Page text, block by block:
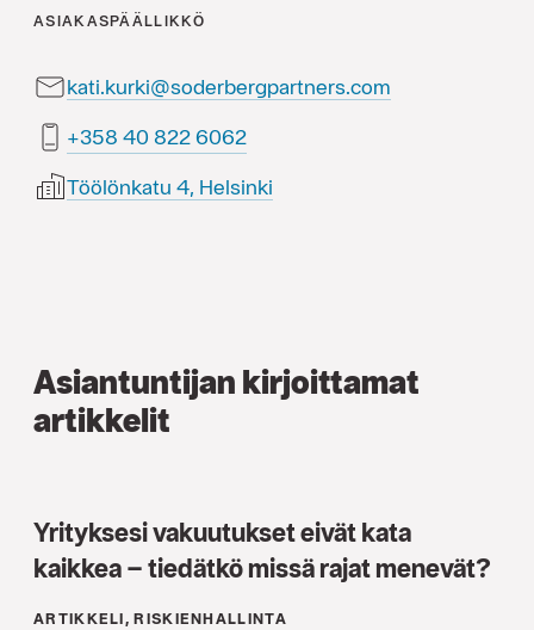
ASIAKASPÄÄLLIKKÖ
kati.kurki@soderbergpartners.com
2606 228 04 853+
Töölönkatu 4, Helsinki
Asiantuntijan kirjoittamat
artikkelit
Yrityksesi vakuutukset eivät kata
kaikkea – tiedätkö missä rajat menevät?
ARTIKKELI, RISKIENHALLINTA